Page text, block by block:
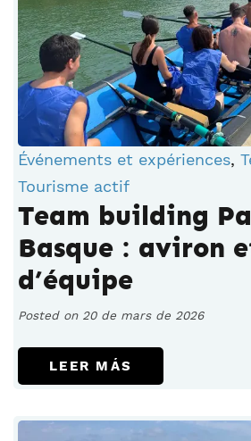
Événements et expériences,
Tourisme actif
Team building
Basque : aviron
d’équipe
Posted on 20 de mars de 2026
LEER MÁS